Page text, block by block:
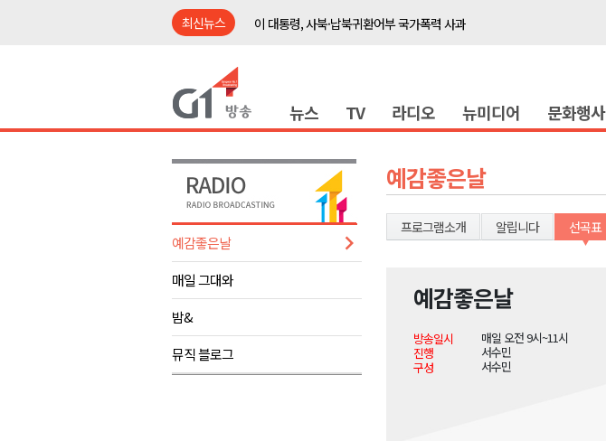
최신뉴스
이 대통령, 사북·납북귀환어부 국가폭력 사과
이광재 국회 예결위원장, 강릉시 초청 특별 강연
육동한 시장, 국제스케이트장 춘천 유치 건의
영월군, 국·도비 확보 보고회 개최
삼척 공공산후조리원 이전 시급
강원자치도교육청 교감급 이상 387명 인사
도-시군 첫 간담회..우상호 "하나된 공동체"
이 대통령, 사북·납북귀환어부 국가폭력 사과
여름축제 더위와 전쟁..물놀이 접목
강원도, 최휘영 문체부장관과 정책간담회
뉴스 TV 라디오 뉴미디어 문화행사
예감좋은날
매일 그대와
밤&
뮤직 블로그
예감좋은날
프로그램소개 알립니다 선곡표
예감좋은날
방송일시
매일 오전 9시~11시
진행
서수민
구성
서수민